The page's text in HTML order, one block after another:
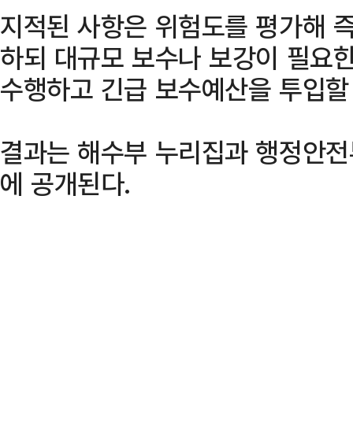
지적된 사항은 위험도를 평가해
하되 대규모 보수나 보강이 필요
수행하고 긴급 보수예산을 투입
결과는 해수부 누리집과 행정안
에 공개된다.